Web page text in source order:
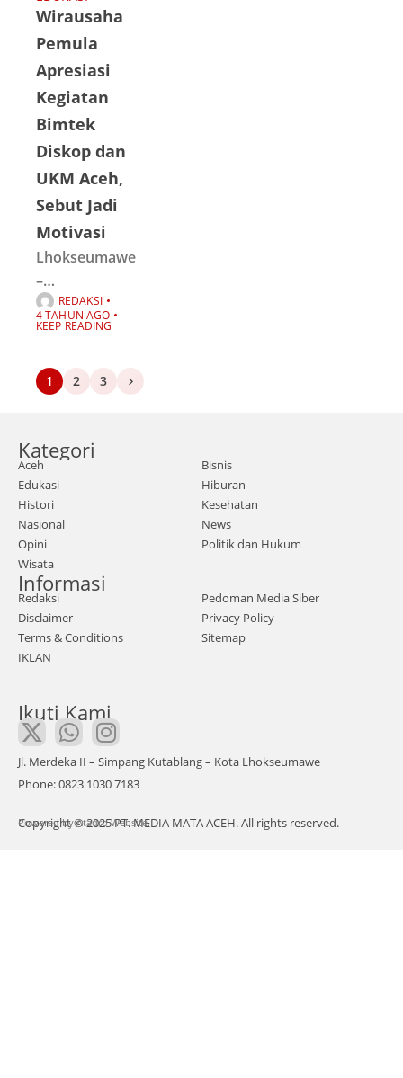
diri dari
jabatan.
Diketahui
pengunduran
diri tersebut
akibat adanya
protes atau
aksi yang telah
dilakukan di
Wirausaha
Pemula
Apresiasi
Kegiatan
Bimtek
Diskop dan
UKM Aceh,
Sebut Jadi
Motivasi
Lhokseumawe
–
Mataaceh.com
| Puluhan
pemula
mengapresiasi
bimbingan
teknis (bimtek)
peningkatan
kapasitas yang
digelar oleh
Dinas Koperasi
dan UKM Aceh,
program pokok
pikiran anggota
DPRA,
peserta
REDAKSI
4 TAHUN AGO
KEEP READING
1 2 3
Kategori
Aceh
Bisnis
Edukasi
Hiburan
Histori
Kesehatan
Nasional
News
Opini
Politik dan Hukum
Wisata
Informasi
Redaksi
Pedoman Media Siber
Disclaimer
Privacy Policy
Terms & Conditions
Sitemap
IKLAN
Ikuti Kami
Jl. Merdeka II – Simpang Kutablang – Kota Lhokseumawe
Phone: 0823 1030 7183
Copyright © 2025 PT. MEDIA MATA ACEH. All rights reserved.
Powered byAtadro Website.